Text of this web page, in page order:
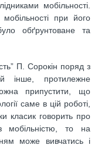
мобільності.
при його
обґрунтоване та
П. Сорокін поряд з
інше, протилежне
припустити, що
саме в цій роботі,
класик говорить про
мобільністю, то на
може вивчатись і